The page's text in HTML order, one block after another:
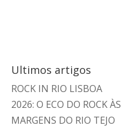
Ultimos artigos
ROCK IN RIO LISBOA
2026: O ECO DO ROCK ÀS
MARGENS DO RIO TEJO